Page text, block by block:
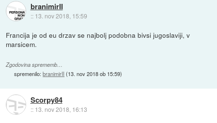
branimirII
:: 13. nov 2018, 15:59
Francija je od eu drzav se najbolj podobna bivsi jugoslaviji, v
marsicem.
Zgodovina sprememb…
spremenilo:branimirII (13. nov 2018 ob 15:59)
Scorpy84
:: 13. nov 2018, 16:13